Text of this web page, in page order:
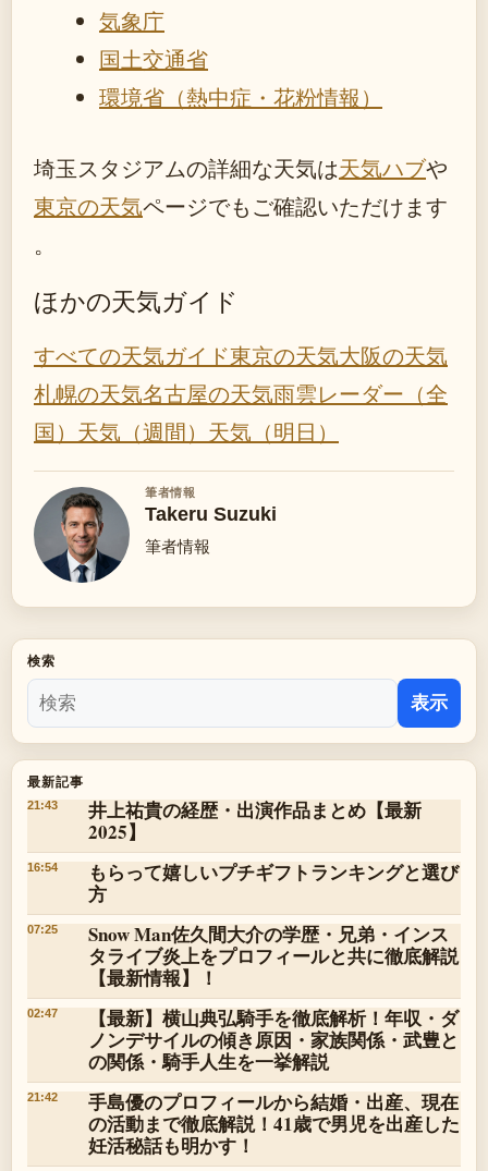
気象庁
国土交通省
環境省（熱中症・花粉情報）
埼玉スタジアムの詳細な天気は天気ハブや
東京の天気ページでもご確認いただけます
。
ほかの天気ガイド
すべての天気ガイド東京の天気大阪の天気
札幌の天気名古屋の天気雨雲レーダー（全
国） 天気（週間） 天気（明日）
筆者情報
Takeru Suzuki
筆者情報
検索
表示
最新記事
21:43
井上祐貴の経歴・出演作品まとめ【最新
2025】
16:54
もらって嬉しいプチギフトランキングと選び
方
07:25
Snow Man佐久間大介の学歴・兄弟・インス
タライブ炎上をプロフィールと共に徹底解説
【最新情報】！
02:47
【最新】横山典弘騎手を徹底解析！年収・ダ
ノンデサイルの傾き原因・家族関係・武豊と
の関係・騎手人生を一挙解説
21:42
手島優のプロフィールから結婚・出産、現在
の活動まで徹底解説！41歳で男児を出産した
妊活秘話も明かす！